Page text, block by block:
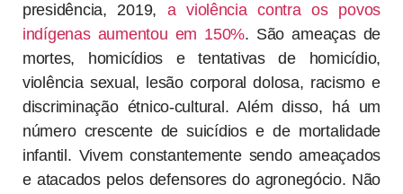
presidência, 2019, a violência contra os povos
indígenas aumentou em 150%. São ameaças de
mortes, homicídios e tentativas de homicídio,
violência sexual, lesão corporal dolosa, racismo e
discriminação étnico-cultural. Além disso, há um
número crescente de suicídios e de mortalidade
infantil. Vivem constantemente sendo ameaçados
e atacados pelos defensores do agronegócio. Não